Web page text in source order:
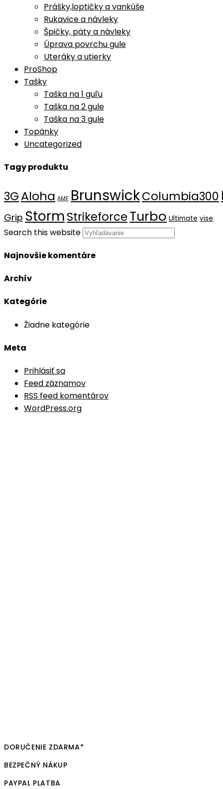
Prášky,loptičky a vankúše
Rukavice a návleky
Špičky, päty a návleky
Úprava povrchu gule
Uteráky a utierky
ProShop
Tašky
Taška na 1 guľu
Taška na 2 gule
Taška na 3 gule
Topánky
Uncategorized
Tagy produktu
3GAloha AMF BrunswickColumbia300
Grip StormStrikeforceTurbo Ultimate vise
Search this website
Najnovšie komentáre
Archív
Kategórie
Žiadne kategórie
Meta
Prihlásiť sa
Feed záznamov
RSS feed komentárov
WordPress.org
DORUČENIE ZDARMA*
BEZPEČNÝ NÁKUP
PAYPAL PLATBA